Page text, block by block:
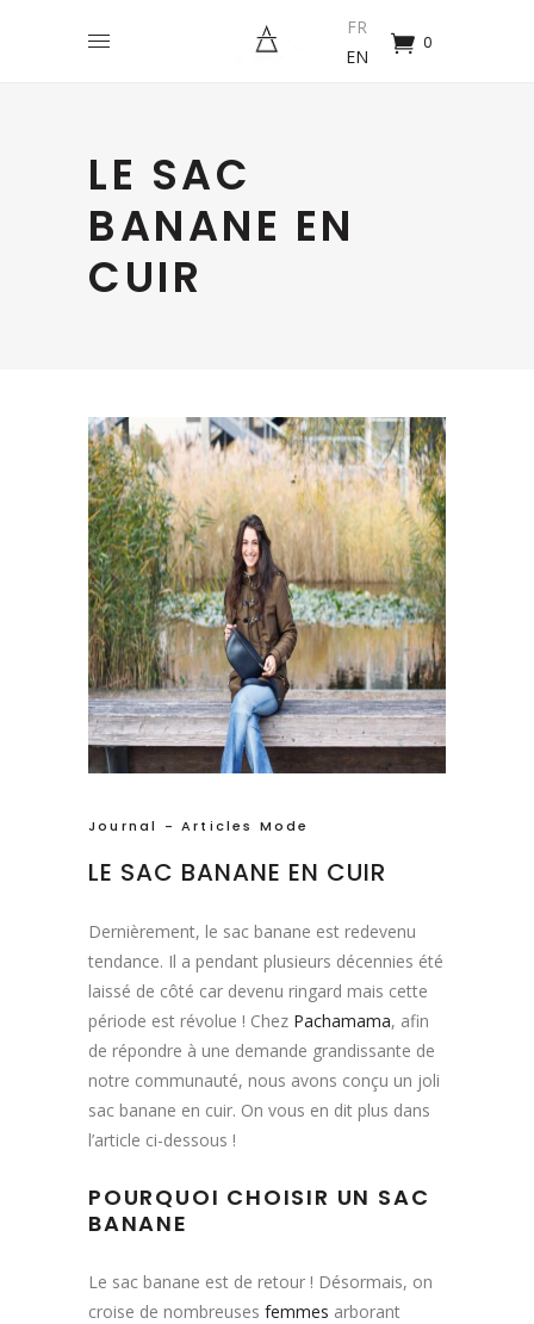
FR
EN
0
LE SAC
BANANE EN
CUIR
Journal - Articles Mode
LE SAC BANANE EN CUIR
Dernièrement, le sac banane est redevenu
tendance. Il a pendant plusieurs décennies été
laissé de côté car devenu ringard mais cette
période est révolue ! Chez Pachamama, afin
de répondre à une demande grandissante de
notre communauté, nous avons conçu un joli
sac banane en cuir. On vous en dit plus dans
l’article ci-dessous !
POURQUOI CHOISIR UN SAC
BANANE
Le sac banane est de retour ! Désormais, on
croise de nombreuses femmes arborant